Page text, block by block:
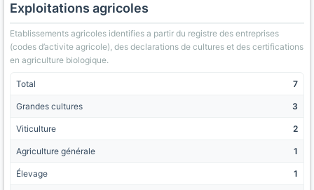
Exploitations agricoles
Etablissements agricoles identifies a partir du registre des entreprises
(codes d’activite agricole), des declarations de cultures et des certifications
en agriculture biologique.
Total 7
Grandes cultures 3
Viticulture 2
Agriculture générale 1
Élevage 1